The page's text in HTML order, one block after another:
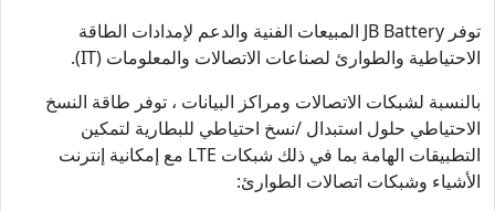
توفر JB Battery المبيعات الفنية والدعم لإمدادات الطاقة
الاحتياطية والطوارئ لصناعات الاتصالات والمعلومات (IT).
بالنسبة لشبكات الاتصالات ومراكز البيانات ، توفر طاقة النسخ
الاحتياطي حلول استبدال /نسخ احتياطي للبطارية لتمكين
التطبيقات الهامة بما في ذلك شبكات LTE مع إمكانية إنترنت
الأشياء وشبكات اتصالات الطوارئ: